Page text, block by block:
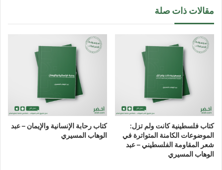
مقالات ذات صلة
كتاب فلسطينية كانت ولم تزل:
الموضوعات الكامنة المتواترة في
شعر المقاومة الفلسطيني – عبد
الوهاب المسيري
كتاب رحابة الإنسانية والإيمان – عبد
الوهاب المسيري